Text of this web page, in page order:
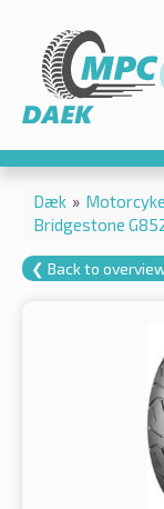
Dæk »
Bridgestone
❮ Back to